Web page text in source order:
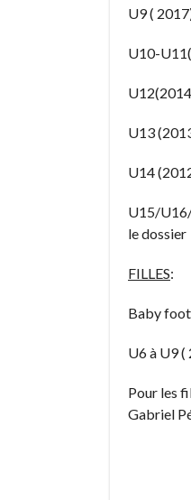
U9 (
U10-
U13
U14
U15/
le dossier
FILLES:
Baby foot
U6 à U9 (
Pour les
Gabriel